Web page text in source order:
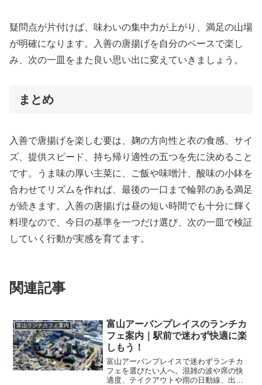
疑問点が片付けば、味わいの集中力が上がり、満足の山場
が明確になります。入善の唐揚げを自分のペースで楽し
み、次の一皿をまた良い思い出に変えていきましょう。
まとめ
入善で唐揚げを楽しむ要は、麹の方向性と衣の食感、サイ
ズ、提供スピード、持ち帰り適性の五つを先に決めること
です。うま味の厚い主菜に、ご飯や味噌汁、酸味の小鉢を
合わせてリズムを作れば、最後の一口まで輪郭のある満足
が続きます。入善の唐揚げは昼の短い時間でも十分に輝く
料理なので、今日の基準を一つだけ選び、次の一皿で検証
していく行動が実感を育てます。
関連記事
富山ランチカフェ案内
富山アーバンプレイスのランチカ
フェ案内｜駅前で迷わず快適に楽
しもう！
富山アーバンプレイスで迷わずランチカ
フェを選びたい人へ。混雑の波や席の快
適度、テイクアウトや雨の日動線、出張